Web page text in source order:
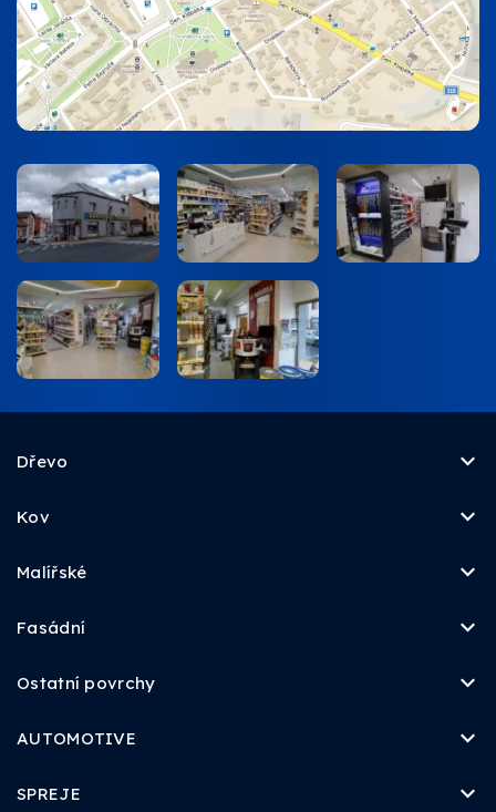
Dřevo
Kov
Malířské
Fasádní
Ostatní povrchy
AUTOMOTIVE
SPREJE